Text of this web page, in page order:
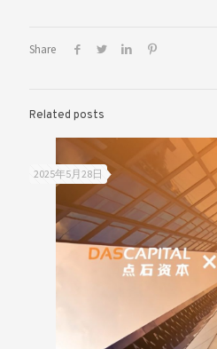
Share
Related posts
2025年5月28日